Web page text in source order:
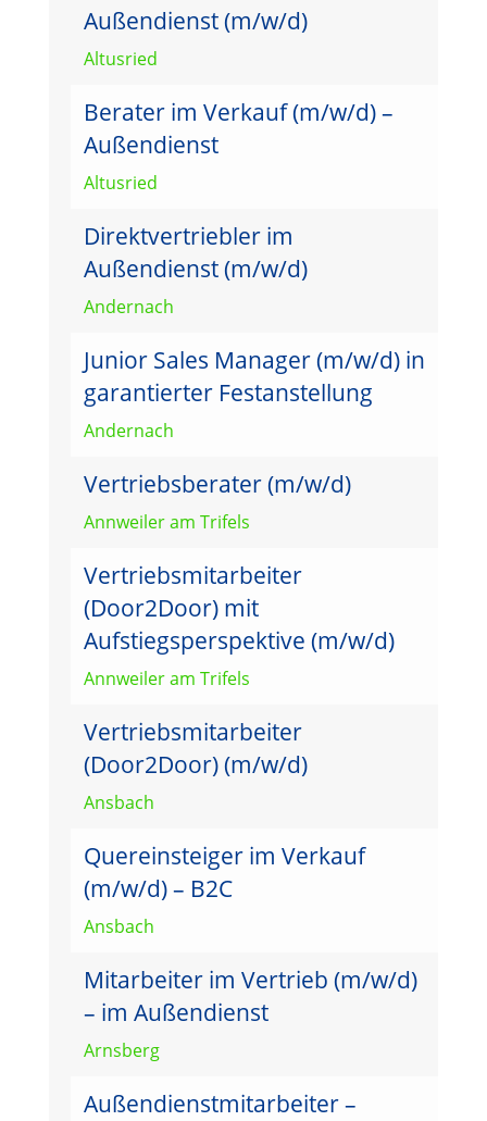
Außendienst (m/w/d)
Altusried
Berater im Verkauf (m/w/d) –
Außendienst
Altusried
Direktvertriebler im
Außendienst (m/w/d)
Andernach
Junior Sales Manager (m/w/d) in
garantierter Festanstellung
Andernach
Vertriebsberater (m/w/d)
Annweiler am Trifels
Vertriebsmitarbeiter
(Door2Door) mit
Aufstiegsperspektive (m/w/d)
Annweiler am Trifels
Vertriebsmitarbeiter
(Door2Door) (m/w/d)
Ansbach
Quereinsteiger im Verkauf
(m/w/d) – B2C
Ansbach
Mitarbeiter im Vertrieb (m/w/d)
– im Außendienst
Arnsberg
Außendienstmitarbeiter –